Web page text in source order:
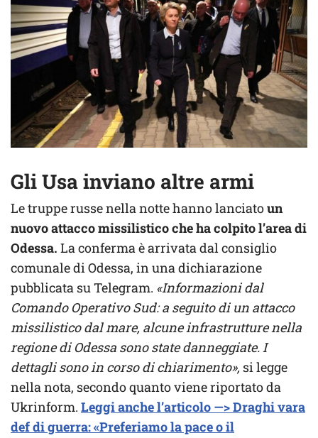
Gli Usa inviano altre armi
Le truppe russe nella notte hanno lanciatoun
nuovo attacco missilistico che ha colpito l’area di
Odessa. La conferma è arrivata dal consiglio
comunale di Odessa, in una dichiarazione
pubblicata su Telegram. «Informazioni dal
Comando Operativo Sud: a seguito di un attacco
missilistico dal mare, alcune infrastrutture nella
regione di Odessa sono state danneggiate. I
dettagli sono in corso di chiarimento», si legge
nella nota, secondo quanto viene riportato da
Ukrinform. Leggi anche l’articolo —> Draghi vara
def di guerra: «Preferiamo la pace o il